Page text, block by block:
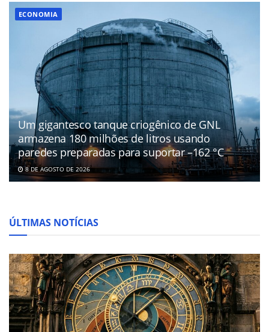
ECONOMIA
Um gigantesco tanque criogênico de GNL
armazena 180 milhões de litros usando
paredes preparadas para suportar –162 °C
8 DE AGOSTO DE 2026
ÚLTIMAS NOTÍCIAS